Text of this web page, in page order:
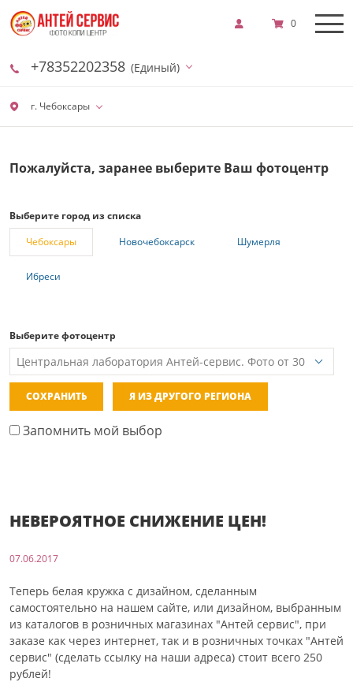
г. Чебоксары
+78352202358 (Единый)
0
Пожалуйста, заранее выберите Ваш фотоцентр
Выберите город из списка
Чебоксары
Новочебоксарск Шумерля
Ибреси
Выберите фотоцентр
СОХРАНИТЬ Я ИЗ ДРУГОГО РЕГИОНА
Запомнить мой выбор
НЕВЕРОЯТНОЕ СНИЖЕНИЕ ЦЕН!
07.06.2017
Теперь белая кружка с дизайном, сделанным
самостоятельно на нашем сайте, или дизайном, выбранным
из каталогов в розничных магазинах "Антей сервис", при
заказе как через интернет, так и в розничных точках "Антей
сервис" (сделать ссылку на наши адреса) стоит всего 250
рублей!